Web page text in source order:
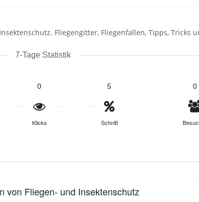
Fliegengitter, Fliegenfallen, Tipps, Tricks
7-Tage Statistik
0
Klicks
5
Schnitt
0
von Fliegen- und Insektenschutz